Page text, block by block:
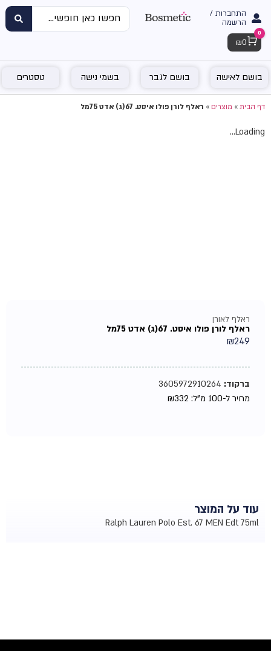
התחברות /
הרשמה
Cart
0
₪ 0
בושם לאישה בושם לגבר בשמי נישה טסטרים
דף הבית»מוצרים»ראלף לורן פולו איסט. 67(ג) אדט 75מל
Loading...
ראלף לאורן
ראלף לורן פולו איסט. 67(ג) אדט 75מל
₪249
ברקוד:3605972910264
מחיר ל-100 מ"ל:
₪332
עוד על המוצר
Ralph Lauren Polo Est. 67 MEN Edt 75ml